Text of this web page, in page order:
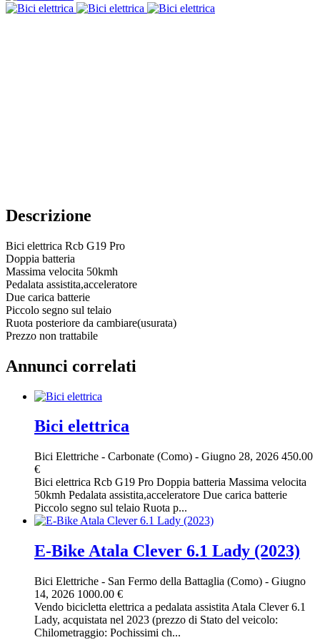
Descrizione
Bici elettrica Rcb G19 Pro
Doppia batteria
Massima velocita 50kmh
Pedalata assistita,acceleratore
Due carica batterie
Piccolo segno sul telaio
Ruota posteriore da cambiare(usurata)
Prezzo non trattabile
Annunci correlati
Bici elettrica
Bici Elettriche - Carbonate (Como) - Giugno 28, 2026 450.00
€
Bici elettrica Rcb G19 Pro Doppia batteria Massima velocita
50kmh Pedalata assistita,acceleratore Due carica batterie
Piccolo segno sul telaio Ruota p...
E-Bike Atala Clever 6.1 Lady (2023)
Bici Elettriche - San Fermo della Battaglia (Como) - Giugno
14, 2026 1000.00 €
Vendo bicicletta elettrica a pedalata assistita Atala Clever 6.1
Lady, acquistata nel 2023 (prezzo di Stato del veicolo:
Chilometraggio: Pochissimi ch...